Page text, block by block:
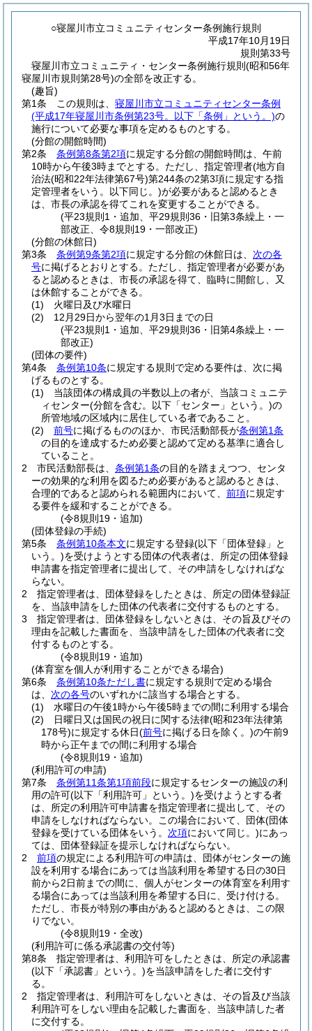
○寝屋川市立コミュニティセンター条例施行規則
平成17年10月19日
規則第33号
寝屋川市立コミュニティ・センター条例施行規則(昭和56年
寝屋川市規則第28号)の全部を改正する。
(趣旨)
第1条
この規則は、 寝屋川市立コミュニティセンター条例
(平成17年寝屋川市条例第23号。以下「条例」という。)の
施行について必要な事項を定めるものとする。
(分館の開館時間)
第2条
条例第8条第2項に規定する分館の開館時間は、午前
10時から午後3時までとする。 ただし、指定管理者(地方自
治法(昭和22年法律第67号)第244条の2第3項に規定する指
定管理者をいう。以下同じ。)が必要があると認めるとき
は、市長の承認を得てこれを変更することができる。
(平23規則1・追加、平29規則36・旧第3条繰上・一
部改正、令8規則19・一部改正)
(分館の休館日)
第3条
条例第9条第2項に規定する分館の休館日は、 次の各
号に掲げるとおりとする。 ただし、指定管理者が必要があ
ると認めるときは、市長の承認を得て、臨時に開館し、又
は休館することができる。
(1)
火曜日及び水曜日
(2)
12月29日から翌年の1月3日までの日
(平23規則1・追加、平29規則36・旧第4条繰上・一
部改正)
(団体の要件)
第4条
条例第10条に規定する規則で定める要件は、次に掲
げるものとする。
(1)
当該団体の構成員の半数以上の者が、当該コミュニテ
ィセンター(分館を含む。以下「センター」という。)の
所管地域の区域内に居住している者であること。
(2)
前号に掲げるもののほか、市民活動部長が条例第1条
の目的を達成するため必要と認めて定める基準に適合し
ていること。
2
市民活動部長は、 条例第1条の目的を踏まえつつ、センタ
ーの効果的な利用を図るため必要があると認めるときは、
合理的であると認められる範囲内において、 前項に規定す
る要件を緩和することができる。
(令8規則19・追加)
(団体登録の手続)
第5条
条例第10条本文に規定する登録(以下「団体登録」と
いう。)を受けようとする団体の代表者は、所定の団体登録
申請書を指定管理者に提出して、その申請をしなければな
らない。
2
指定管理者は、団体登録をしたときは、所定の団体登録証
を、当該申請をした団体の代表者に交付するものとする。
3
指定管理者は、団体登録をしないときは、その旨及びその
理由を記載した書面を、当該申請をした団体の代表者に交
付するものとする。
(令8規則19・追加)
(体育室を個人が利用することができる場合)
第6条
条例第10条ただし書に規定する規則で定める場合
は、 次の各号のいずれかに該当する場合とする。
(1)
水曜日の午後1時から午後5時までの間に利用する場合
(2)
日曜日又は国民の祝日に関する法律(昭和23年法律第
178号)に規定する休日(前号に掲げる日を除く。)の午前9
時から正午までの間に利用する場合
(令8規則19・追加)
(利用許可の申請)
第7条
条例第11条第1項前段に規定するセンターの施設の利
用の許可(以下「利用許可」という。)を受けようとする者
は、所定の利用許可申請書を指定管理者に提出して、その
申請をしなければならない。
この場合において、団体(団体
登録を受けている団体をいう。 次項において同じ。)にあっ
ては、団体登録証を提示しなければならない。
2
前項の規定による利用許可の申請は、団体がセンターの施
設を利用する場合にあっては当該利用を希望する日の30日
前から2日前までの間に、個人がセンターの体育室を利用す
る場合にあっては当該利用を希望する日に、受け付ける。
ただし、市長が特別の事由があると認めるときは、この限
りでない。
(令8規則19・全改)
(利用許可に係る承認書の交付等)
第8条
指定管理者は、利用許可をしたときは、所定の承認書
(以下「承認書」という。)を当該申請をした者に交付す
る。
2
指定管理者は、利用許可をしないときは、その旨及び当該
利用許可をしない理由を記載した書面を、当該申請した者
に交付する。